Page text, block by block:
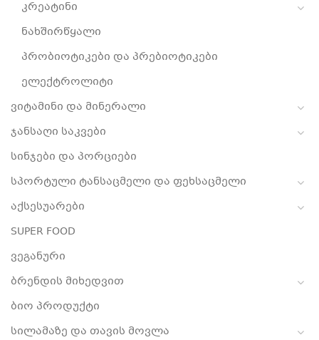
კრეატინი
ნახშირწყალი
პრობიოტიკები და პრებიოტიკები
ელექტროლიტი
ვიტამინი და მინერალი
ჯანსაღი საკვები
სინჯები და პორციები
სპორტული ტანსაცმელი და ფეხსაცმელი
აქსესუარები
SUPER FOOD
ვეგანური
ბრენდის მიხედვით
ბიო პროდუქტი
სილამაზე და თავის მოვლა